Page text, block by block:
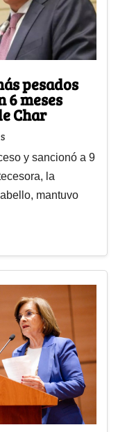
pesados
meses
Char
y sancionó a 9
la
mantuvo